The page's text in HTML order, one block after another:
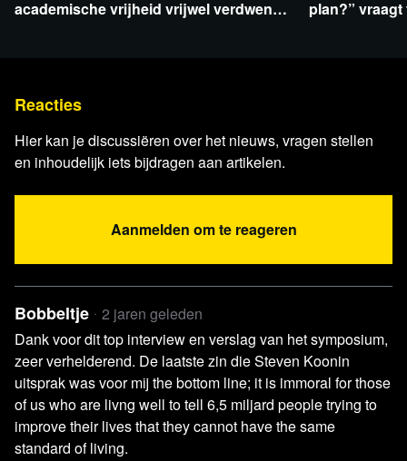
Steun blckbx en maak onderdeel
uit van de blckbx buddy
community!
academische vrijheid vrijwel verdwenen:
plan?”
Reacties
Hier kan je discussiëren over het nieuws, vragen stellen
en inhoudelijk iets bijdragen aan artikelen.
Aanmelden om te reageren
Bobbeltje
2 jaren geleden
Dank voor dit top interview en verslag van het symposium,
zeer verhelderend. De laatste zin die Steven Koonin
uitsprak was voor mij the bottom line; it is immoral for those
of us who are livng well to tell 6,5 miljard people trying to
improve their lives that they cannot have the same
standard of living.